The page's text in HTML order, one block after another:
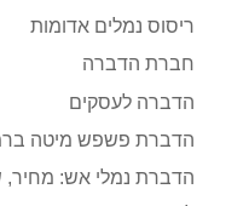
ריסוס נמלים אדומות
חברת הדברה
הדברה לעסקים
הדברת פשפש מיטה
הדברת נמלי אש: מחיר,